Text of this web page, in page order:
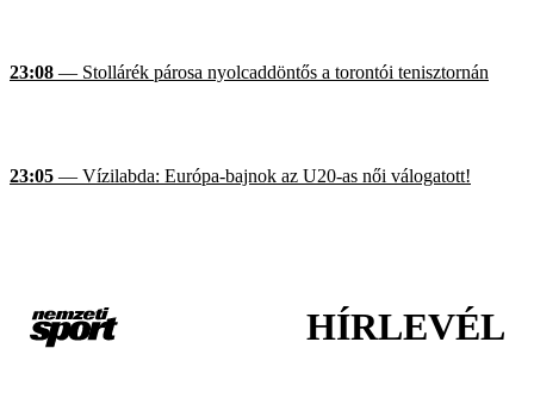
23:08 — Stollárék párosa nyolcaddöntős a torontói tenisztornán
23:05 — Vízilabda: Európa-bajnok az U20-as női válogatott!
HÍRLEVÉL